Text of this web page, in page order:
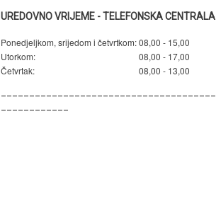
UREDOVNO VRIJEME - TELEFONSKA CENTRALA
Ponedjeljkom, srijedom i četvrtkom:08,00 - 15,00
Utorkom:
08,00 - 17,00
Četvrtak:
08,00 - 13,00